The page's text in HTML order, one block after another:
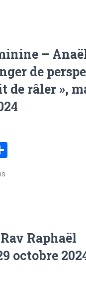
–
de
de râler »,
Raphaël
octobre